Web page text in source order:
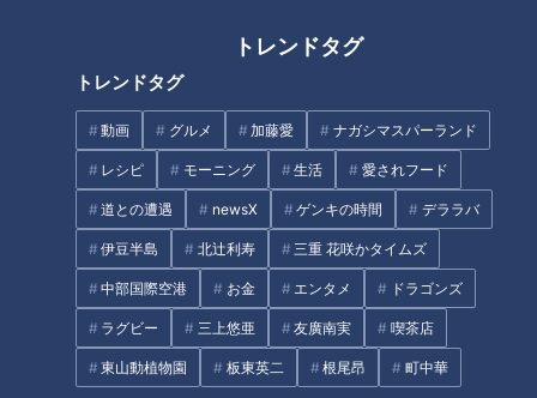
トレンドタグ
トレンドタグ
動画 グルメ 加藤愛 ナガシマスパーランド
レシピ モーニング 生活 愛されフード
道との遭遇 newsX ゲンキの時間 デララバ
伊豆半島 北辻利寿 三重 花咲かタイムズ
中部国際空港 お金 エンタメ ドラゴンズ
ラグビー 三上悠亜 友廣南実 喫茶店
東山動植物園 板東英二 根尾昂 町中華
に！？ 1本あたり110円の激安や
食べ放題も！ 愛知県で愛される
円」！？人気すぎて客殺到 名古
【全力！なにわ実験部～ナゴヤ
のギモン、ガチ検証～】しらた
きで作った豚バラミンチの油そ
「さましておいしいのが当たり
前」名古屋駅売り上げNo.1駅弁
が半額で買える方法とは！？